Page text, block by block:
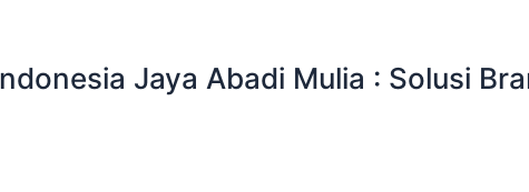
Jaya Abadi Mulia : Solusi